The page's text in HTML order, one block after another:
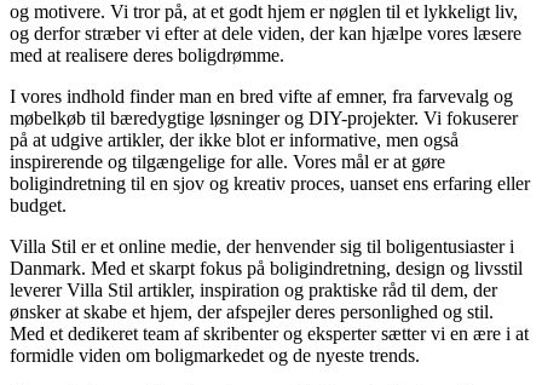
og motivere. Vi tror på, at et godt hjem er nøglen til et lykkeligt liv,
og derfor stræber vi efter at dele viden, der kan hjælpe vores læsere
med at realisere deres boligdrømme.
I vores indhold finder man en bred vifte af emner, fra farvevalg og
møbelkøb til bæredygtige løsninger og DIY-projekter. Vi fokuserer
på at udgive artikler, der ikke blot er informative, men også
inspirerende og tilgængelige for alle. Vores mål er at gøre
boligindretning til en sjov og kreativ proces, uanset ens erfaring eller
budget.
Villa Stil er et online medie, der henvender sig til boligentusiaster i
Danmark. Med et skarpt fokus på boligindretning, design og livsstil
leverer Villa Stil artikler, inspiration og praktiske råd til dem, der
ønsker at skabe et hjem, der afspejler deres personlighed og stil.
Med et dedikeret team af skribenter og eksperter sætter vi en ære i at
formidle viden om boligmarkedet og de nyeste trends.